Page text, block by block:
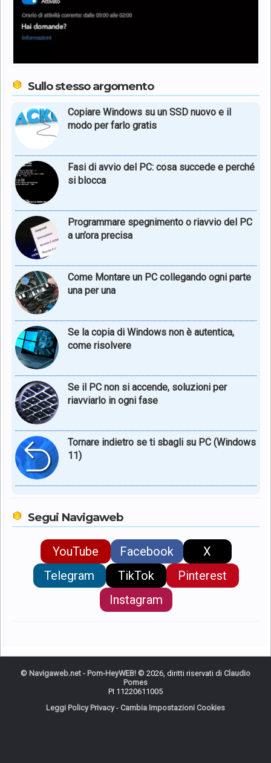
Sullo stesso argomento
Copiare Windows su un SSD nuovo e il
modo per farlo gratis
Fasi di avvio del PC: cosa succede e perché
si blocca
Programmare spegnimento o riavvio del PC
a un’ora precisa
Come Montare un PC collegando ogni parte
una per una
Se la copia di Windows non è autentica,
come risolvere
Se il PC non si accende, soluzioni per
riavviarlo in ogni fase
Tornare indietro se ti sbagli su PC (Windows
11)
Segui Navigaweb
YouTube Facebook
X
Telegram
TikTok
Pinterest
Instagram
© Navigaweb.net - Pom-HeyWEB! © 2026, diritti riservati di Claudio
Pomes
PI 11220611005
Leggi Policy Privacy- Cambia Impostazioni Cookies